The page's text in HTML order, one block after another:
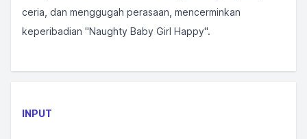
ceria, dan menggugah perasaan, mencerminkan
keperibadian "Naughty Baby Girl Happy".
INPUT